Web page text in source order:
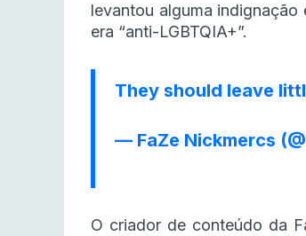
levantou alguma
era “anti-LGBTQIA+”.
They should leave
— FaZe Nickmercs
O criador de conteúdo da